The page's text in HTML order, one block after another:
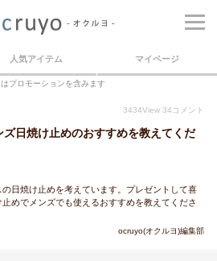
人気アイテム マイページ
プロモーションを含みます
3434View 34 コメント
ズ日焼け止めのおすすめを教えてくだ
日焼け止めを考えています。プレゼントして喜
めでメンズでも使えるおすすめを教えてくださ
ocruyo(オクルヨ)編集部